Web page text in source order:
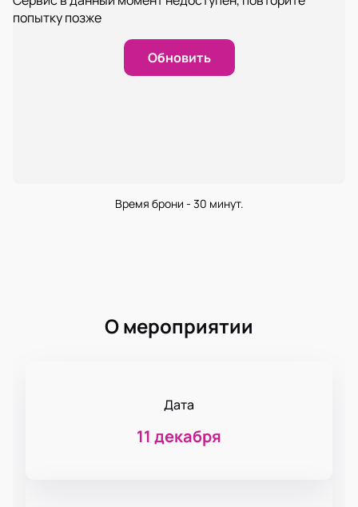
попытку позже
Обновить
Время брони - 30 минут.
О мероприятии
Дата
11 декабря